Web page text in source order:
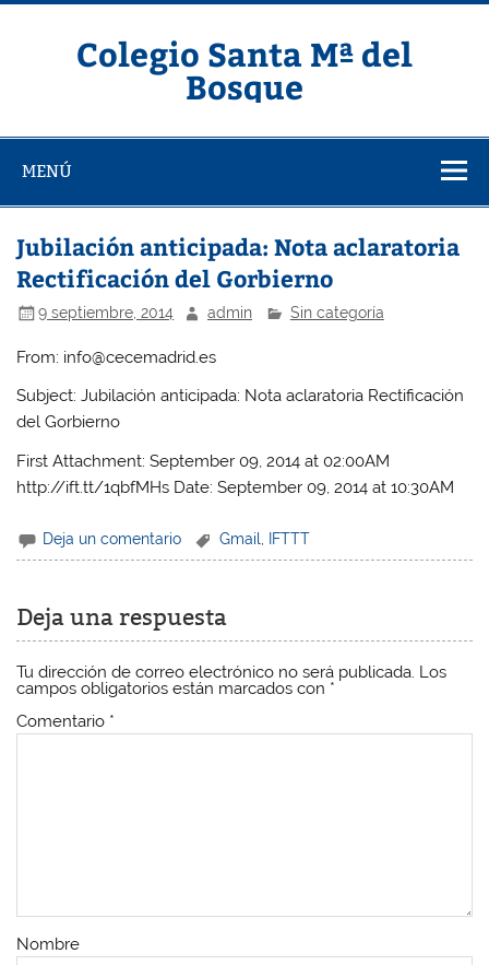
Saltar
Colegio Santa Mª del
Bosque
MENÚ
Jubilación anticipada: Nota aclaratoria
Rectificación del Gorbierno
9 septiembre, 2014 admin Sin categoría
From: info@cecemadrid.es
Subject: Jubilación anticipada: Nota aclaratoria Rectificación
del Gorbierno
First Attachment: September 09, 2014 at 02:00AM
http://ift.tt/1qbfMHs Date: September 09, 2014 at 10:30AM
Deja un comentario Gmail IFTTT
Deja una respuesta
Tu dirección de correo electrónico no será publicada. Los
campos obligatorios están marcados con *
Comentario *
Nombre